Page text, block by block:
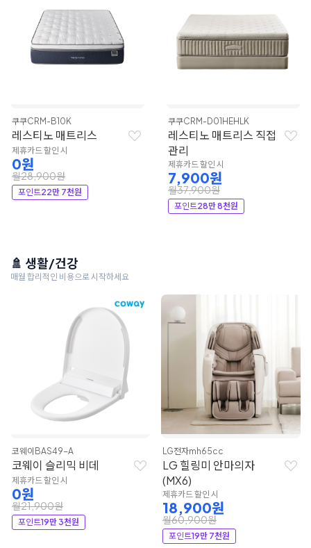
쿠쿠CRM-B10K
레스티노 매트리스
제휴카드 할인 시
0원
월28,900원
포인트22만 7천원
쿠쿠CRM-D01HEHLK
레스티노 매트리스 직접
관리
제휴카드 할인 시
7,900원
월37,900원
포인트28만 8천원
🚿 생활/건강
매월 합리적인 비용으로 시작하세요
코웨이 BAS49-A
코웨이 슬리믹 비데
제휴카드 할인 시
0원
월21,900원
포인트19만 3천원
LG전자mh65cc
LG 힐링미 안마의자
(MX6)
제휴카드 할인 시
18,900원
월60,900원
포인트19만 7천원